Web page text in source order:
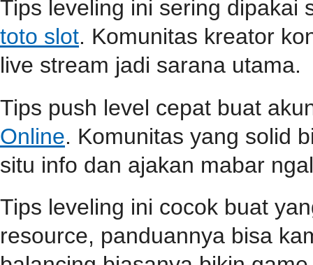
Tips leveling ini sering dipakai
toto slot. Komunitas kreator
live stream jadi sarana utama.
Tips push level cepat buat
Online. Komunitas yang solid
situ info dan ajakan mabar
Tips leveling ini cocok buat
resource, panduannya bisa